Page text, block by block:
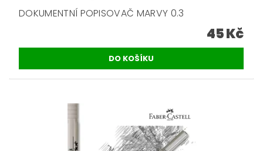
DOKUMENTNÍ POPISOVAČ MARVY 0.3
45 Kč